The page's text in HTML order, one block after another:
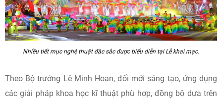
Nhiều tiết mục nghệ thuật đặc sắc được biểu diễn tại Lễ khai mạc.
Theo Bộ trưởng Lê Minh Hoan, đổi mới sáng tạo, ứng dụng
các giải pháp khoa học kĩ thuật phù hợp, đồng bộ dựa trên